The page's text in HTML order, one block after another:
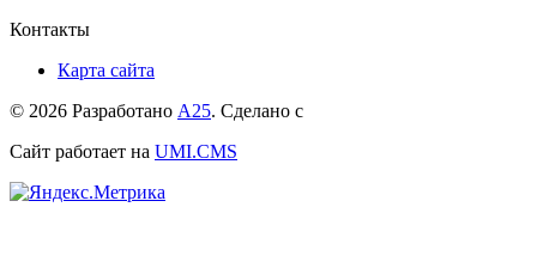
Контакты
Карта сайта
© 2026 Разработано А25. Сделано с
Сайт работает на UMI.CMS